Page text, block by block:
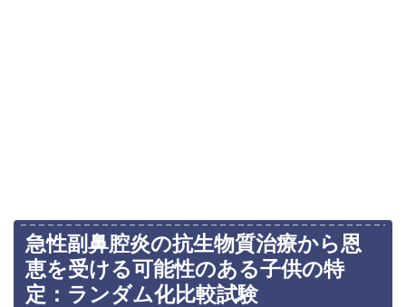
急性副鼻腔炎の抗生物質治療から恩
恵を受ける可能性のある子供の特
定：ランダム化比較試験